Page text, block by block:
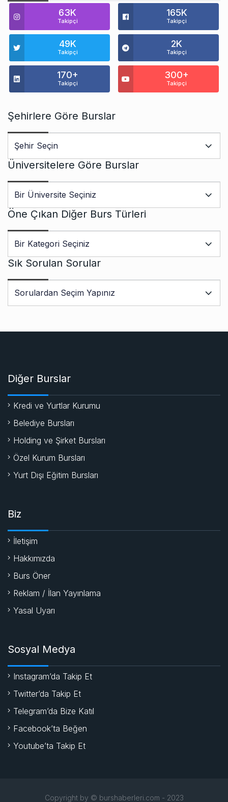
63K
Takipçi
165K
Takipçi
49K
Takipçi
2K
Takipçi
170+
Takipçi
300+
Takipçi
Şehirlere Göre Burslar
Üniversitelere Göre Burslar
Öne Çıkan Diğer Burs Türleri
Sık Sorulan Sorular
Diğer Burslar
Kredi ve Yurtlar Kurumu
Belediye Bursları
Holding ve Şirket Bursları
Özel Kurum Bursları
Yurt Dışı Eğitim Bursları
Biz
İletişim
Hakkımızda
Burs Öner
Reklam / İlan Yayınlama
Yasal Uyarı
Sosyal Medya
Instagram’da Takip Et
Twitter’da Takip Et
Telegram’da Bize Katıl
Facebook’ta Beğen
Youtube’ta Takip Et
Copyright by © burshaberleri.com - 2023